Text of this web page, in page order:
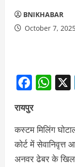
BNIKHABAR
October 7,
रायपुर
कस्टम मिलिंग
कोर्ट में
अनवर ढेबर के